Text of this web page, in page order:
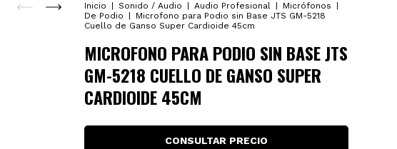
Inicio Sonido / Audio Audio Profesional Micrófonos
De Podio
Microfono para Podio sin Base JTS GM-5218
Cuello de Ganso Super Cardioide 45cm
MICROFONO PARA PODIO SIN BASE JTS
GM-5218 CUELLO DE GANSO SUPER
CARDIOIDE 45CM